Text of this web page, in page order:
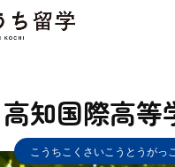
高知国際高等
こうちこくさいこうとうがっ